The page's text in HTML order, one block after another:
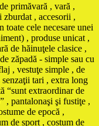
primăvară , vară ,
zburdat , accesorii ,
toate cele necesare unei
, produse unicat ,
de hăinuţele clasice ,
zăpadă - simple sau cu
, vestuţe simple , de
tari , extra long
“sunt extraordinar de
, pantalonaşi şi fustiţe ,
de epocă ,
de sport , costum de